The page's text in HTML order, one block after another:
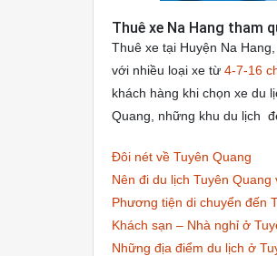
Thuê xe Na Hang tham
Thuê xe tại Huyện Na
với nhiều loại xe từ 4-7-16
khách hàng khi chọn xe du
Quang, những khu du lịch
Đôi nét về Tuyên Quang
Nên đi du lịch Tuyên Quang
Phương tiện di chuyển đến
Khách sạn – Nhà nghỉ ở
Những địa điểm du lịch ở